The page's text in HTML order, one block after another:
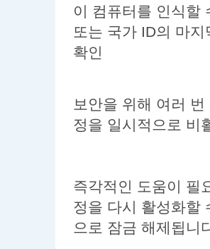
이 컴퓨터를 인식할
또는 국가 ID의 마
확인
보안을 위해 여러
정을 일시적으로 비
즉각적인 도움이 필
정을 다시 활성화할
으로 잠금 해제됩니